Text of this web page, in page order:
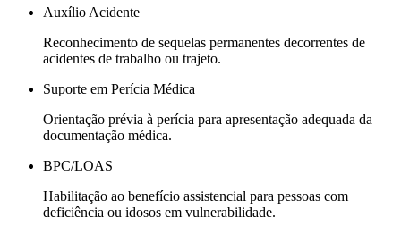
Auxílio Acidente
Reconhecimento de sequelas permanentes decorrentes de
acidentes de trabalho ou trajeto.
Suporte em Perícia Médica
Orientação prévia à perícia para apresentação adequada da
documentação médica.
BPC/LOAS
Habilitação ao benefício assistencial para pessoas com
deficiência ou idosos em vulnerabilidade.